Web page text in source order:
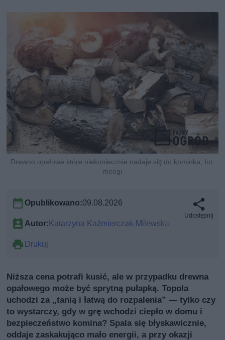
Drewno opałowe które niekoniecznie nadaje się do kominka, fot.
meegi
Opublikowano:09.08.2026
Autor:Katarzyna Kaźmierczak-Milewska
Drukuj
Udostępnij
Niższa cena potrafi kusić, ale w przypadku drewna
opałowego może być sprytną pułapką. Topola
uchodzi za „tanią i łatwą do rozpalenia” — tylko czy
to wystarczy, gdy w grę wchodzi ciepło w domu i
bezpieczeństwo komina? Spala się błyskawicznie,
oddaje zaskakująco mało energii, a przy okazji